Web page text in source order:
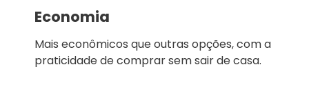
Economia
Mais econômicos que outras opções, com a
praticidade de comprar sem sair de casa.